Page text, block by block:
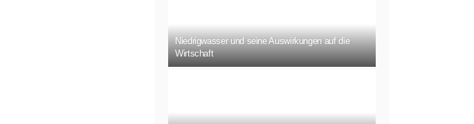
Niedrigwasser und seine Auswirkungen auf die
Wirtschaft